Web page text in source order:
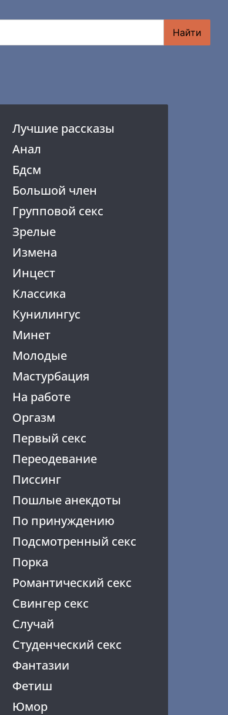
Найти
Лучшие рассказы
Анал
Бдсм
Большой член
Групповой секс
Зрелые
Измена
Инцест
Классика
Кунилингус
Минет
Молодые
Мастурбация
На работе
Оргазм
Первый секс
Переодевание
Писсинг
Пошлые анекдоты
По принуждению
Подсмотренный секс
Порка
Романтический секс
Свингер секс
Случай
Студенческий секс
Фантазии
Фетиш
Юмор